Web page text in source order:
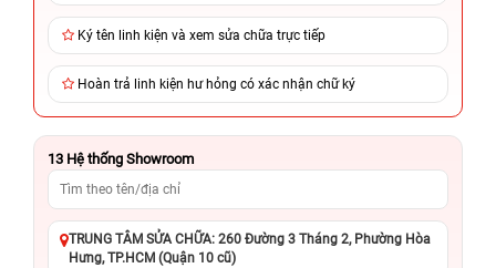
Ký tên linh kiện và xem sửa chữa trực tiếp
Hoàn trả linh kiện hư hỏng có xác nhận chữ ký
13 Hệ thống Showroom
TRUNG TÂM SỬA CHỮA: 260 Đường 3 Tháng 2, Phường Hòa
Hưng, TP.HCM (Quận 10 cũ)